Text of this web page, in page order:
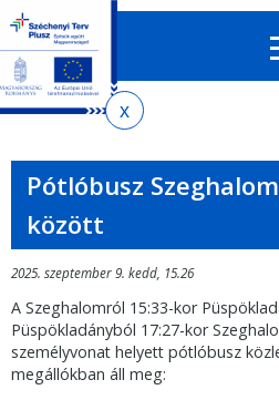
menetrendkeresőhöz
almenühöz
tartalomra
oldaltérképre
Pótlóbusz
között
2025. szeptember 9. kedd, 15.26
A Szeghalomról 15:33-kor
Püspökladányból 17:27-kor
személyvonat helyett pótlóbusz
megállókban áll meg: